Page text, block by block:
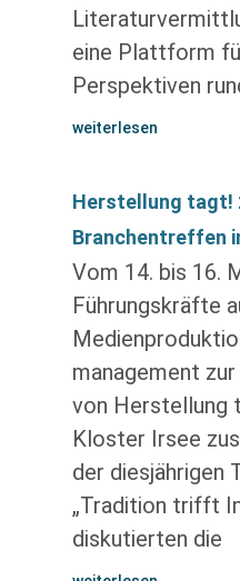
eine Plattform
Perspektiven
weiterlesen
Herstellung tagt!
Branchentreffen
Vom 14. bis 16.
Führungskräfte
management
von Herstellung
Kloster Irsee
der diesjährigen
„Tradition trifft
diskutierten die